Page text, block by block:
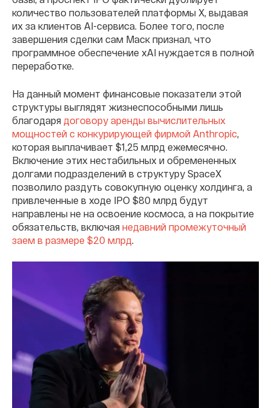
количество пользователей платформы X, выдавая
их за клиентов AI-сервиса. Более того, после
завершения сделки сам Маск признал, что
программное обеспечение xAI нуждается в полной
переработке.
На данный момент финансовые показатели этой
структуры выглядят жизнеспособными лишь
благодаря договору аренды вычислительных
мощностей с конкурирующей фирмой Anthropic,
которая выплачивает $1,25 млрд ежемесячно.
Включение этих нестабильных и обремененных
долгами подразделений в структуру SpaceX
позволило раздуть совокупную оценку холдинга, а
привлеченные в ходе IPO $80 млрд будут
направлены не на освоение космоса, а на покрытие
обязательств, включая недавний промежуточный
заем в размере $20 млрд.